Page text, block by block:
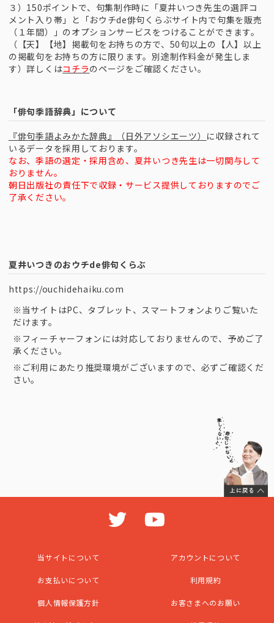
３）150ポイントで、句集制作時に「夏井いつき先生の選評コ
メント入り帯」と「おウチde俳句くらぶサイト内で句集を販売
（１年間）」のオプションサービスをつけることができます。
（【天】【地】掲載句をお持ちの方で、50句以上の【人】以上
の掲載句をお持ちの方に限ります。別途制作料金が発生しま
す）詳しくはコチラのページをご確認ください。
「俳句季語辞典」について
『俳句季語よみかた辞典』（日外アソシエーツ） に収録されて
いるデータを採用しております。
なお、季語の選定・採用含め、夏井いつき先生は一切関与して
おりません。
朝日出版社の責任下で収録・サービス提供しておりますのでご
了承ください。
夏井いつきのおウチde俳句くらぶ
https://ouchidehaiku.com
※当サイトはPC、タブレット、スマートフォンよりご覧いた
だけます。
※フィーチャーフォンには対応しておりませんので、予めご了
承ください。
※ご利用にあたり推奨環境がございますので、必ずご確認くだ
さい。
当サイトについて アカウントについて
お支払いについて 利用規約
個人情報保護方針 お客さまへのお願い